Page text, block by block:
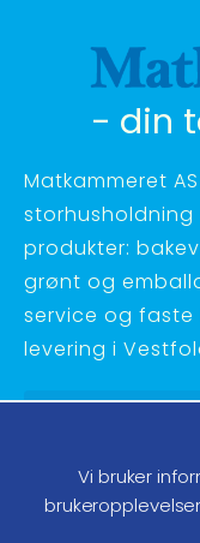
- din
Matkammeret
storhusholdning
produkter:
grønt og
service og faste
levering i
Telefon:
35 58 48
Vi bruker